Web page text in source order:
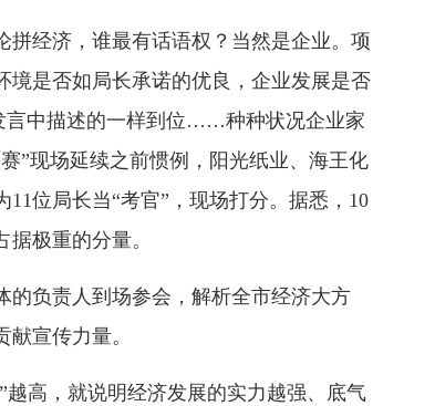
经济，谁最有话语权？当然是企业。项
境是否如局长承诺的优良，企业发展是否
言中描述的一样到位……种种状况企业家
”现场延续之前惯例，阳光纸业、海王化
位局长当“考官”，现场打分。据悉，10
极重的分量。
负责人到场参会，解析全市经济大方
宣传力量。
高，就说明经济发展的实力越强、底气